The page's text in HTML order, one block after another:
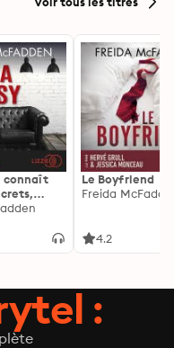
connaît
siens ...
Le Boyfriend
Freida
4.2
: